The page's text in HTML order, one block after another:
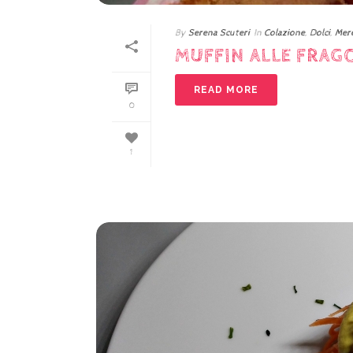
0
1
By Serena Scuteri In Colazione, Dolci,
MUFFIN ALLE
READ MORE